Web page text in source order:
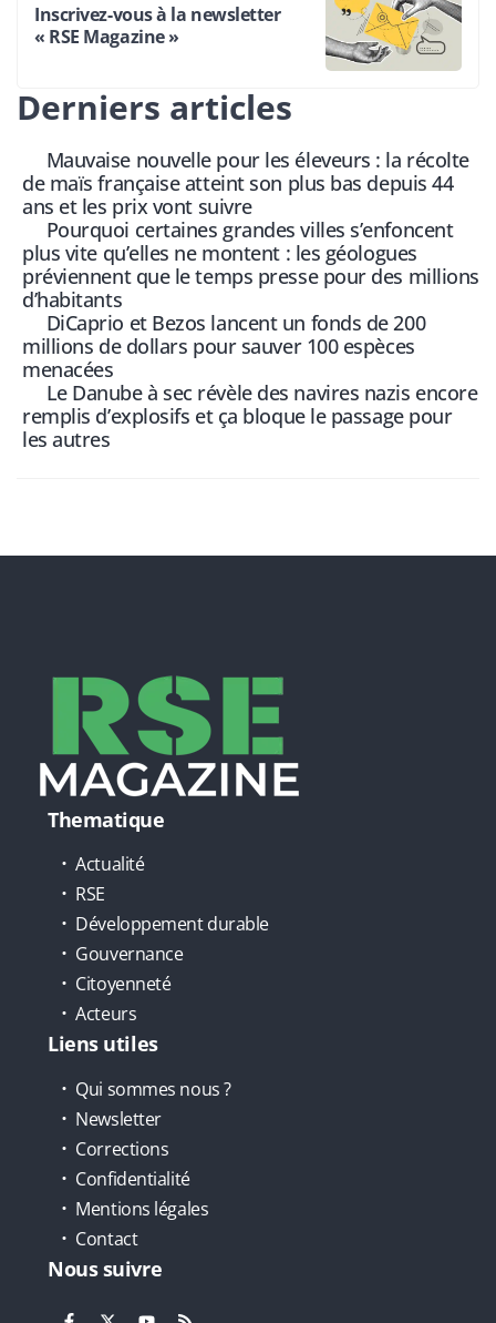
Inscrivez-vous à la newsletter
« RSE Magazine »
Derniers articles
Mauvaise nouvelle pour les éleveurs : la récolte
de maïs française atteint son plus bas depuis 44
ans et les prix vont suivre
Pourquoi certaines grandes villes s’enfoncent
plus vite qu’elles ne montent : les géologues
préviennent que le temps presse pour des millions
d’habitants
DiCaprio et Bezos lancent un fonds de 200
millions de dollars pour sauver 100 espèces
menacées
Le Danube à sec révèle des navires nazis encore
remplis d’explosifs et ça bloque le passage pour
les autres
Thematique
Actualité
RSE
Développement durable
Gouvernance
Citoyenneté
Acteurs
Liens utiles
Qui sommes nous ?
Newsletter
Corrections
Confidentialité
Mentions légales
Contact
Nous suivre